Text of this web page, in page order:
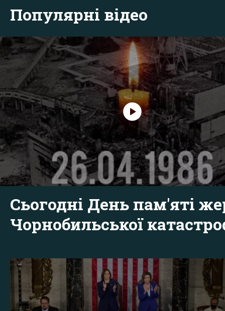
Популярні відео
Сьогодні День пам'яті
Чорнобильської